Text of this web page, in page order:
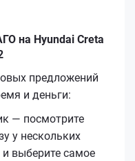
на Hyundai Creta
предложений
и деньги:
— посмотрите
у нескольких
выберите самое